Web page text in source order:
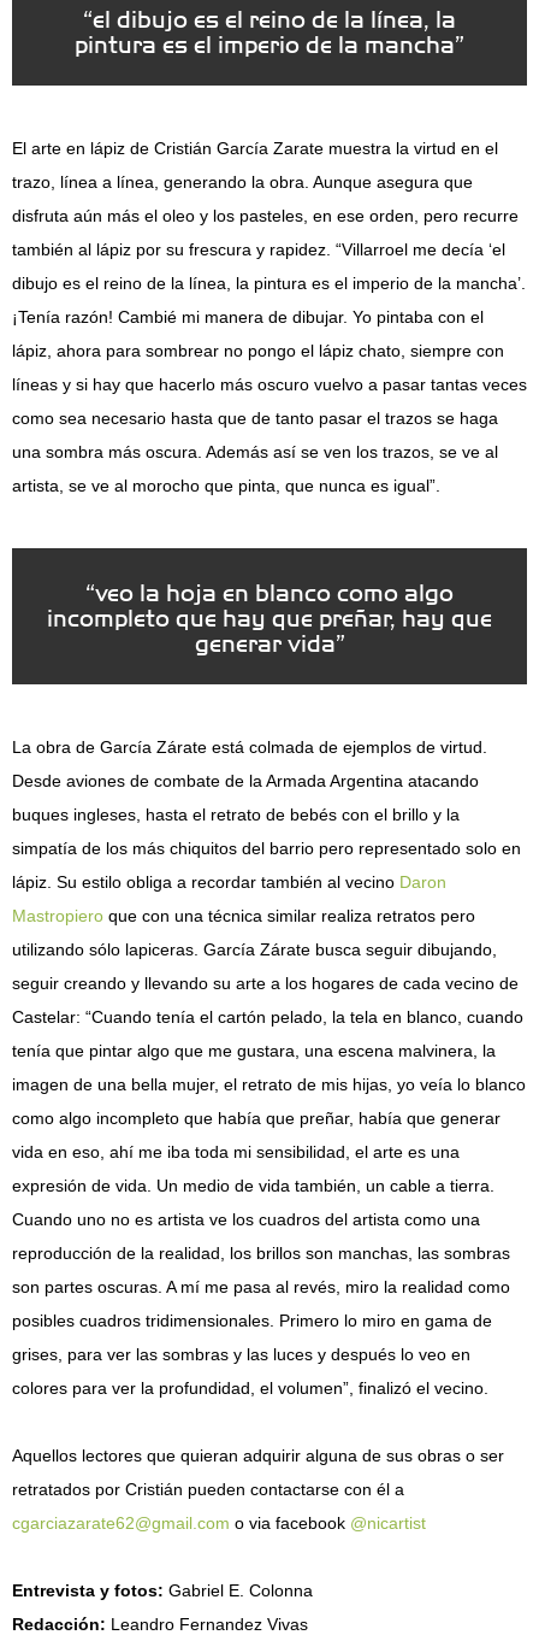
“el dibujo es el reino de la línea, la
pintura es el imperio de la mancha”
El arte en lápiz de Cristián García Zarate muestra la virtud en el
trazo, línea a línea, generando la obra. Aunque asegura que
disfruta aún más el oleo y los pasteles, en ese orden, pero recurre
también al lápiz por su frescura y rapidez. “Villarroel me decía ‘el
dibujo es el reino de la línea, la pintura es el imperio de la mancha’.
¡Tenía razón! Cambié mi manera de dibujar. Yo pintaba con el
lápiz, ahora para sombrear no pongo el lápiz chato, siempre con
líneas y si hay que hacerlo más oscuro vuelvo a pasar tantas veces
como sea necesario hasta que de tanto pasar el trazos se haga
una sombra más oscura. Además así se ven los trazos, se ve al
artista, se ve al morocho que pinta, que nunca es igual”.
“veo la hoja en blanco como algo
incompleto que hay que preñar, hay que
generar vida”
La obra de García Zárate está colmada de ejemplos de virtud.
Desde aviones de combate de la Armada Argentina atacando
buques ingleses, hasta el retrato de bebés con el brillo y la
simpatía de los más chiquitos del barrio pero representado solo en
lápiz. Su estilo obliga a recordar también al vecino Daron
Mastropiero que con una técnica similar realiza retratos pero
utilizando sólo lapiceras. García Zárate busca seguir dibujando,
seguir creando y llevando su arte a los hogares de cada vecino de
Castelar: “Cuando tenía el cartón pelado, la tela en blanco, cuando
tenía que pintar algo que me gustara, una escena malvinera, la
imagen de una bella mujer, el retrato de mis hijas, yo veía lo blanco
como algo incompleto que había que preñar, había que generar
vida en eso, ahí me iba toda mi sensibilidad, el arte es una
expresión de vida. Un medio de vida también, un cable a tierra.
Cuando uno no es artista ve los cuadros del artista como una
reproducción de la realidad, los brillos son manchas, las sombras
son partes oscuras. A mí me pasa al revés, miro la realidad como
posibles cuadros tridimensionales. Primero lo miro en gama de
grises, para ver las sombras y las luces y después lo veo en
colores para ver la profundidad, el volumen”, finalizó el vecino.
Aquellos lectores que quieran adquirir alguna de sus obras o ser
retratados por Cristián pueden contactarse con él a
cgarciazarate62@gmail.com o via facebook @nicartist
Entrevista y fotos: Gabriel E. Colonna
Redacción: Leandro Fernandez Vivas